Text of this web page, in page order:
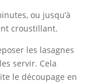
ou jusqu’à
croustillant.
les lasagnes
servir. Cela
le découpage en